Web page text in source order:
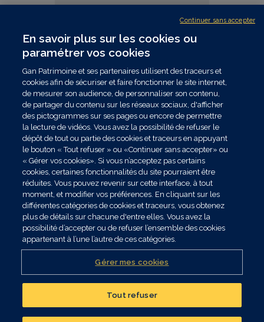
Réalisez un bilan
patrimonial
En savoir plus sur les cookies ou
paramétrer vos cookies
Gan Patrimoine et ses partenaires utilisent des traceurs et
cookies afin de sécuriser et faire fonctionner le site internet,
de mesurer son audience, de personnaliser son contenu,
de partager du contenu sur les réseaux sociaux, d'afficher
des pictogrammes sur ses pages ou encore de permettre
la lecture de vidéos. Vous avez la possibilité de refuser le
dépôt de tout ou partie des cookies et traceurs en appuyant
le bouton « Tout refuser » ou «Continuer sans accepter» ou
« Gérer vos cookies». Si vous n’acceptez pas certains
cookies, certaines fonctionnalités du site pourraient être
réduites. Vous pouvez revenir sur cette interface, à tout
moment, et modifier vos préférences. En cliquant sur les
différentes catégories de cookies et traceurs, vous obtenez
plus de détails sur chacune d'entre elles. Vous avez la
possibilité d’accepter ou de refuser l’ensemble des cookies
appartenant à l’une l’autre de ces catégories.
Gérer mes cookies
Tout refuser
Continuer sans accepter